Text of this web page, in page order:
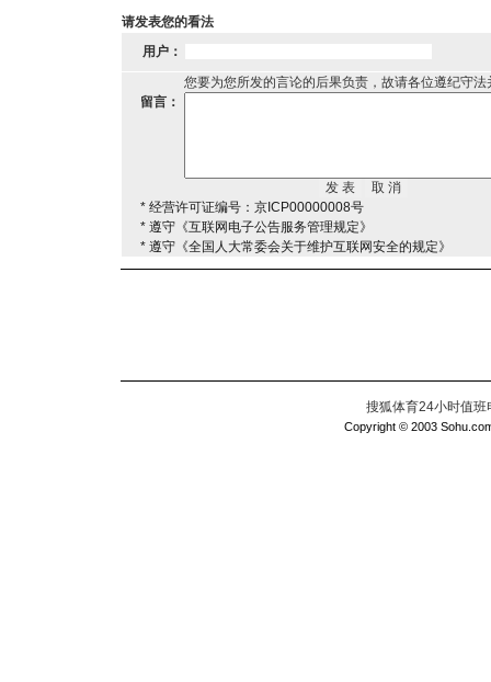
请发表您的看法
用户：
您要为您所发的言论的后果负责，故请各位遵纪守
留言：
* 经营许可证编号：京ICP00000008号
* 遵守《互联网电子公告服务管理规定》
* 遵守《全国人大常委会关于维护互联网安全的规定》
搜狐体育24小时值
Copyright © 2003